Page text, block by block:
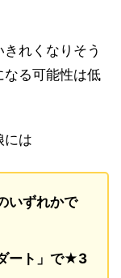
れくなりそう
なる可能性は低
には
いずれかで
ート」で★3